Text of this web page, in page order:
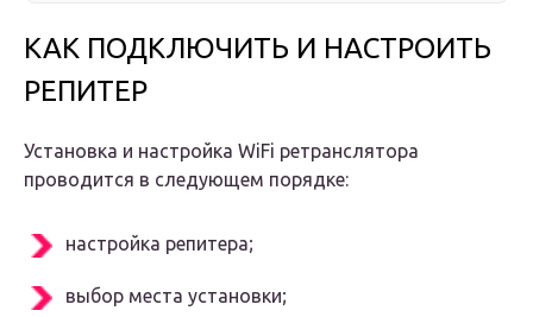
КАК ПОДКЛЮЧИТЬ И НАСТРОИТЬ
РЕПИТЕР
Установка и настройка WiFi ретранслятора
проводится в следующем порядке:
настройка репитера;
выбор места установки;